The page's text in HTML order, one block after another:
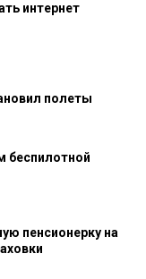
интернет
полеты
беспилотной
пенсионерку на